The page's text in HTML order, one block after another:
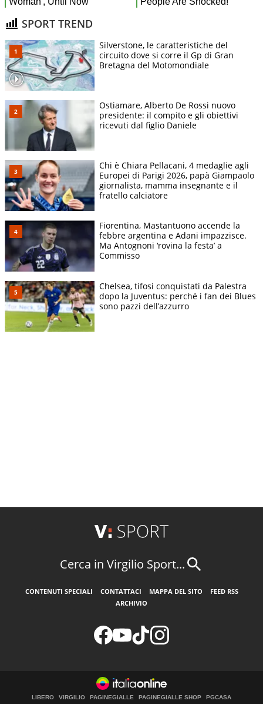
SPORT TREND
Silverstone, le caratteristiche del
circuito dove si corre il Gp di Gran
Bretagna del Motomondiale
Ostiamare, Alberto De Rossi nuovo
presidente: il compito e gli obiettivi
ricevuti dal figlio Daniele
Chi è Chiara Pellacani, 4 medaglie agli
Europei di Parigi 2026, papà Giampaolo
giornalista, mamma insegnante e il
fratello calciatore
Fiorentina, Mastantuono accende la
febbre argentina e Adani impazzisce.
Ma Antognoni ‘rovina la festa’ a
Commisso
Chelsea, tifosi conquistati da Palestra
dopo la Juventus: perché i fan dei Blues
sono pazzi dell’azzurro
Cerca in Virgilio Sport...
CONTENUTI SPECIALI CONTATTACI MAPPA DEL SITO
FEED RSS
ARCHIVIO
LIBERO VIRGILIO PAGINEGIALLE PAGINEGIALLE SHOP PGCASA